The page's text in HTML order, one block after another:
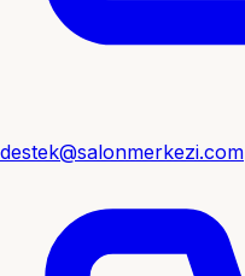
destek@salonmerkezi.com